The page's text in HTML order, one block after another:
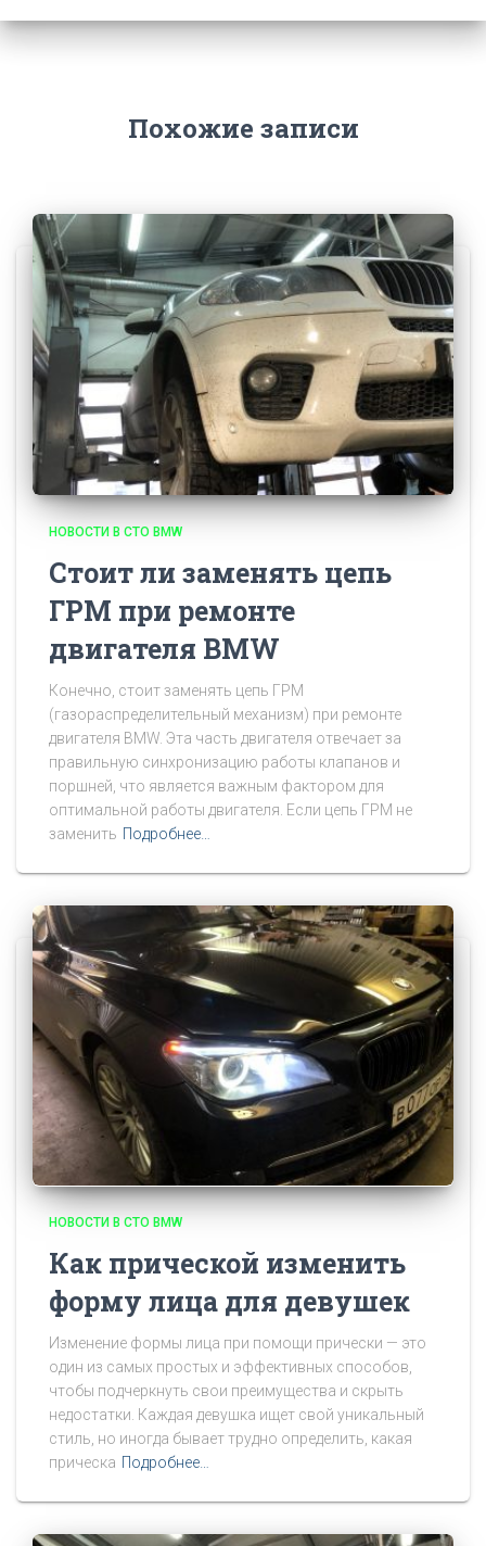
Похожие записи
НОВОСТИ В СТО BMW
Стоит ли заменять цепь
ГРМ при ремонте
двигателя BMW
Конечно, стоит заменять цепь ГРМ
(газораспределительный механизм) при ремонте
двигателя BMW. Эта часть двигателя отвечает за
правильную синхронизацию работы клапанов и
поршней, что является важным фактором для
оптимальной работы двигателя. Если цепь ГРМ не
заменить Подробнее…
НОВОСТИ В СТО BMW
Как прической изменить
форму лица для девушек
Изменение формы лица при помощи прически — это
один из самых простых и эффективных способов,
чтобы подчеркнуть свои преимущества и скрыть
недостатки. Каждая девушка ищет свой уникальный
стиль, но иногда бывает трудно определить, какая
прическа Подробнее…